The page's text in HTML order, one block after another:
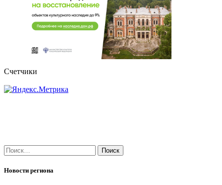
Счетчики
Найти:
Новости региона